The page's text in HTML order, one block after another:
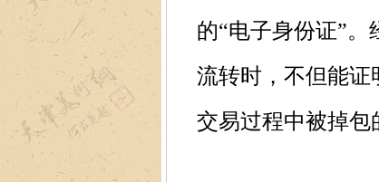
的“电子身份证”
流转时，不但能证
交易过程中被掉包